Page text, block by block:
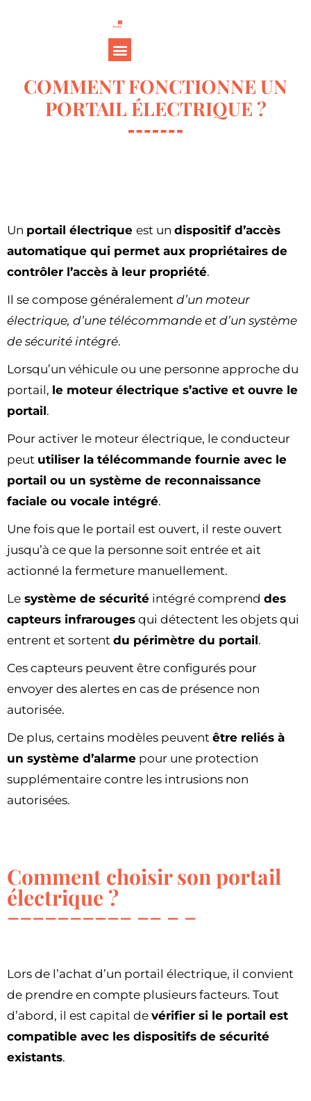
COMMENT FONCTIONNE UN
PORTAIL ÉLECTRIQUE ?
Un portail électrique est un dispositif d’accès
automatique qui permet aux propriétaires de
contrôler l’accès à leur propriété.
Il se compose généralement d’un moteur
électrique, d’une télécommande et d’un système
de sécurité intégré.
Lorsqu’un véhicule ou une personne approche du
portail, le moteur électrique s’active et ouvre le
portail.
Pour activer le moteur électrique, le conducteur
peut utiliser la télécommande fournie avec le
portail ou un système de reconnaissance
faciale ou vocale intégré.
Une fois que le portail est ouvert, il reste ouvert
jusqu’à ce que la personne soit entrée et ait
actionné la fermeture manuellement.
Le système de sécurité intégré comprend des
capteurs infrarouges qui détectent les objets qui
entrent et sortent du périmètre du portail.
Ces capteurs peuvent être configurés pour
envoyer des alertes en cas de présence non
autorisée.
De plus, certains modèles peuvent être reliés à
un système d’alarme pour une protection
supplémentaire contre les intrusions non
autorisées.
Comment choisir son portail
électrique ?
Lors de l’achat d’un portail électrique, il convient
de prendre en compte plusieurs facteurs. Tout
d’abord, il est capital de vérifier si le portail est
compatible avec les dispositifs de sécurité
existants.